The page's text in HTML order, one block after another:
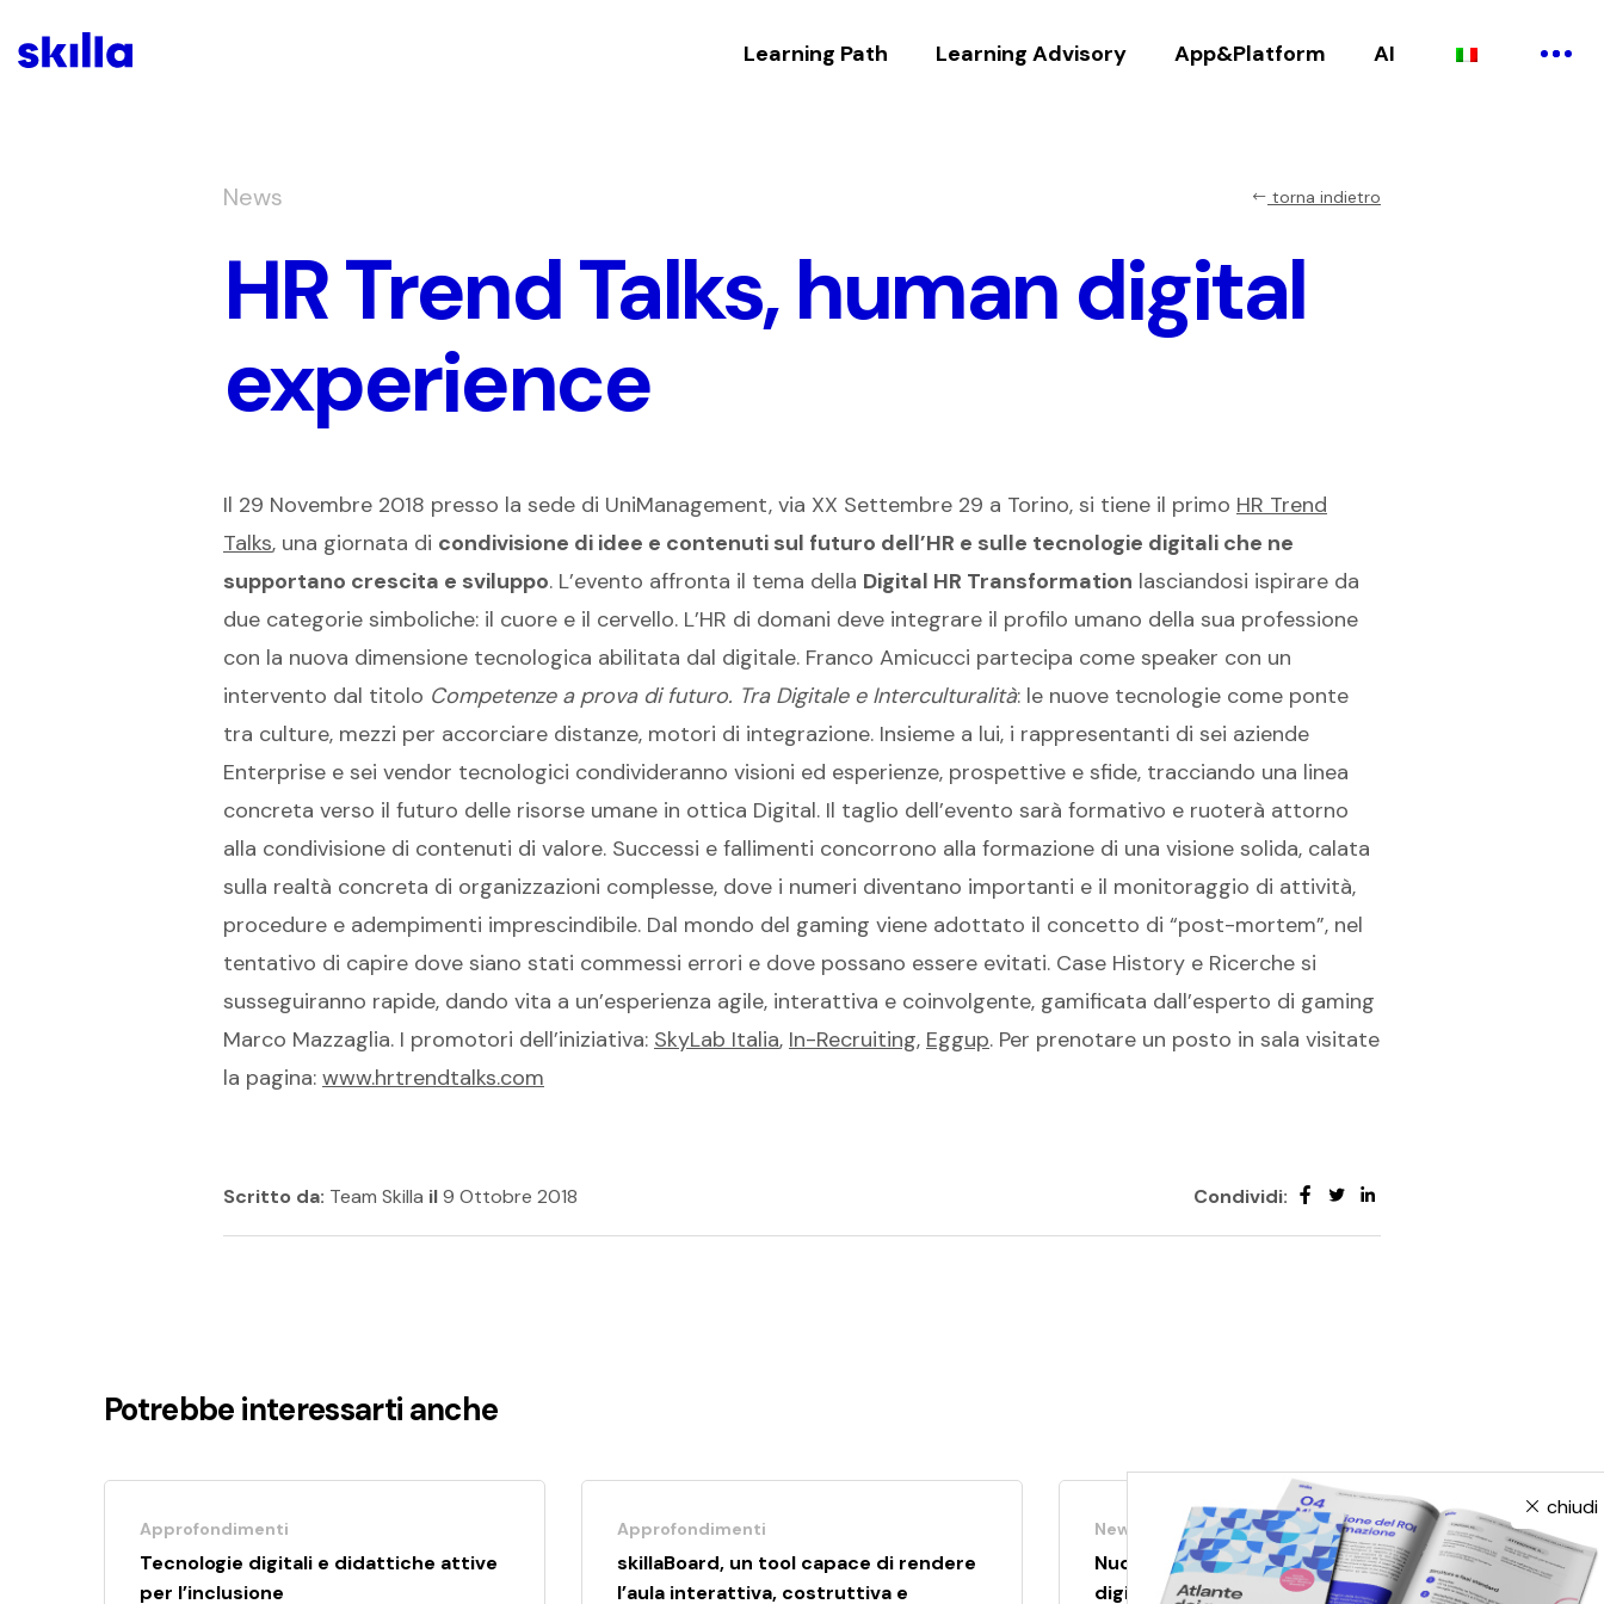
Learning Path Learning Advisory App&Platform AI
News torna indietro
HR Trend Talks, human digital
experience
Il 29 Novembre 2018 presso la sede di UniManagement, via XX Settembre 29 a Torino, si tiene il primo HR Trend
Talks, una giornata di condivisione di idee e contenuti sul futuro dell’HR e sulle tecnologie digitali che ne
supportano crescita e sviluppo. L’evento affronta il tema della Digital HR Transformation lasciandosi ispirare da
due categorie simboliche: il cuore e il cervello. L’HR di domani deve integrare il profilo umano della sua professione
con la nuova dimensione tecnologica abilitata dal digitale. Franco Amicucci partecipa come speaker con un
intervento dal titolo Competenze a prova di futuro. Tra Digitale e Interculturalità: le nuove tecnologie come ponte
tra culture, mezzi per accorciare distanze, motori di integrazione. Insieme a lui, i rappresentanti di sei aziende
Enterprise e sei vendor tecnologici condivideranno visioni ed esperienze, prospettive e sfide, tracciando una linea
concreta verso il futuro delle risorse umane in ottica Digital. Il taglio dell’evento sarà formativo e ruoterà attorno
alla condivisione di contenuti di valore. Successi e fallimenti concorrono alla formazione di una visione solida, calata
sulla realtà concreta di organizzazioni complesse, dove i numeri diventano importanti e il monitoraggio di attività,
procedure e adempimenti imprescindibile. Dal mondo del gaming viene adottato il concetto di “post-mortem”, nel
tentativo di capire dove siano stati commessi errori e dove possano essere evitati. Case History e Ricerche si
susseguiranno rapide, dando vita a un’esperienza agile, interattiva e coinvolgente, gamificata dall’esperto di gaming
Marco Mazzaglia. I promotori dell’iniziativa: SkyLab Italia, In-Recruiting, Eggup. Per prenotare un posto in sala visitate
la pagina: www.hrtrendtalks.com
Scritto da: Team Skilla il9 Ottobre 2018 Condividi:
Potrebbe interessarti anche
Approfondimenti
Tecnologie digitali e didattiche attive
per l’inclusione
Approfondimenti
skillaBoard, un tool capace di rendere
l’aula interattiva, costruttiva e
News
Nuovi learningPath skilla: induction e
digital skills
chiudi